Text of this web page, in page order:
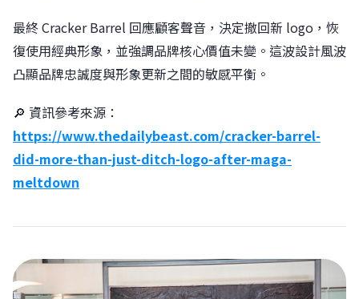
最終 Cracker Barrel 回應顧客聲音，決定撤回新 logo，恢
復使用經典形象，並強調品牌核心價值未變。這波設計風波
凸顯品牌忠誠度與形象更新之間的敏感平衡。
🔎 資訊參考來源：
https://www.thedailybeast.com/cracker-barrel-
did-more-than-just-ditch-logo-after-maga-
meltdown󠀠